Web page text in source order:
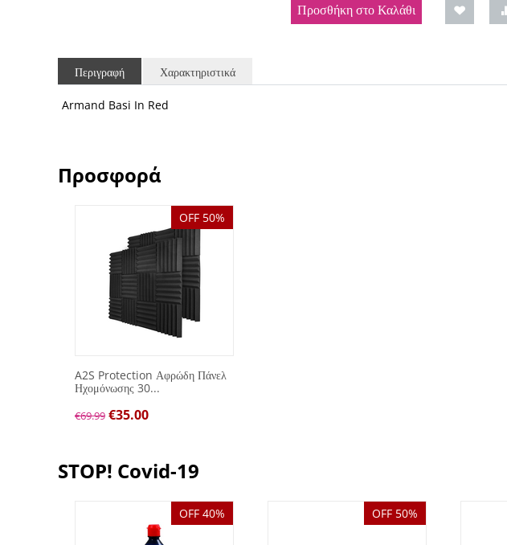
Προσθήκη στο Καλάθι
Περιγραφή Χαρακτηριστικά
Armand Basi In Red
Προσφορά
OFF 50%
A2S Protection Αφρώδη Πάνελ
Ηχομόνωσης 30...
€69.99 €35.00
STOP! Covid-19
OFF 40% OFF 50%